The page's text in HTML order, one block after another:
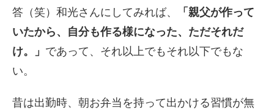
答（笑）和光さんにしてみれば、
「親父が作って
いたから、自分も作る様になった、ただそれだ
け。」 であって、それ以上でもそれ以下でもな
い。
昔は出勤時、朝お弁当を持って出かける習慣が無